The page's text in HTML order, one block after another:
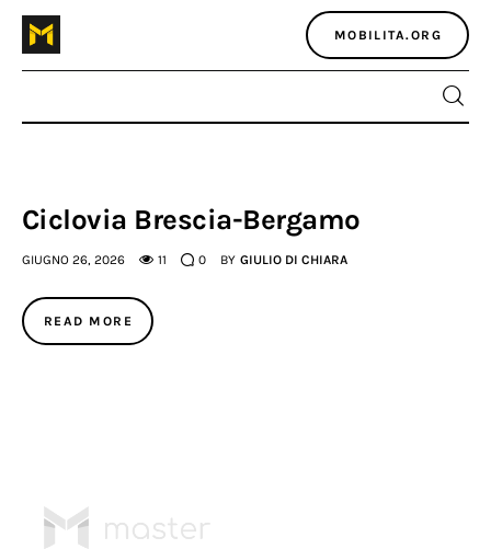
MOBILITA.ORG
Home
Atlante dei masters
Argomenti
Ciclovia Brescia-Bergamo
GIUGNO 26, 2026 11 0 BY GIULIO DI CHIARA
READ MORE